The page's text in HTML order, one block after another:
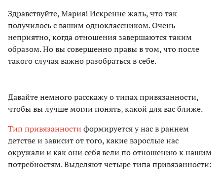
Здравствуйте, Мария! Искренне жаль, что так
получилось с вашим одноклассником. Очень
неприятно, когда отношения завершаются таким
образом. Но вы совершенно правы в том, что после
такого случая важно разобраться в себе.
Давайте немного расскажу о типах привязанности,
чтобы вы лучше могли понять, какой для вас ближе.
Тип привязанности формируется у нас в раннем
детстве и зависит от того, какие взрослые нас
окружали и как они себя вели по отношению к нашим
потребностям. Выделяют четыре типа привязанности: